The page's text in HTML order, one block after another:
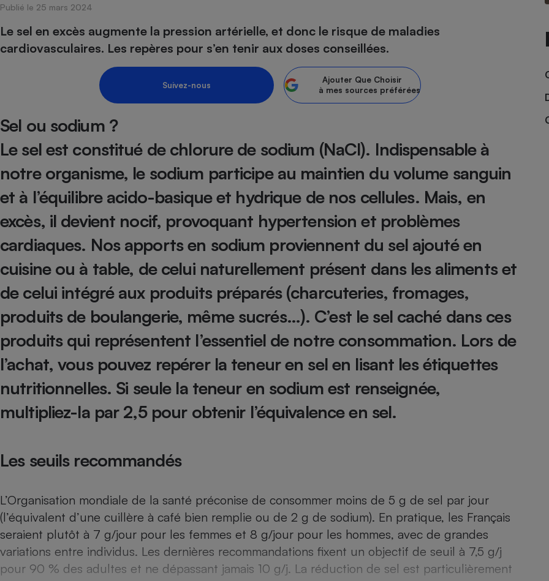
Publié le 25 mars 2024
Le sel en excès augmente la pression artérielle, et donc le risque de maladies
cardiovasculaires. Les repères pour s’en tenir aux doses conseillées.
Suivez-nous
Ajouter Que Choisir
à mes sources préférées
Sel ou sodium ?
Le sel est constitué de chlorure de sodium (NaCl). Indispensable à
notre organisme, le sodium participe au maintien du volume sanguin
et à l’équilibre acido-basique et hydrique de nos cellules. Mais, en
excès, il devient nocif, provoquant hypertension et problèmes
cardiaques. Nos apports en sodium proviennent du sel ajouté en
cuisine ou à table, de celui naturellement présent dans les aliments et
de celui intégré aux produits préparés (charcuteries, fromages,
produits de boulangerie, même sucrés…). C’est le sel caché dans ces
produits qui représentent l’essentiel de notre consom­mation. Lors de
l’achat, vous pouvez repérer la teneur en sel en lisant les étiquettes
nutritionnelles. Si seule la teneur en sodium est renseignée,
multipliez-la par 2,5 pour obtenir l’équivalence en sel.
Les seuils recommandés
L’Organisation mondiale de la santé préconise de consommer moins de 5 g de sel par jour
(l’équivalent d’une cuillère à café bien remplie ou de 2 g de sodium). En pratique, les Français
seraient plutôt à 7 g/jour pour les femmes et 8 g/jour pour les hommes, avec de grandes
variations entre individus. Les dernières recommandations fixent un objectif de seuil à 7,5 g/j
pour 90 % des adultes et ne dépassant jamais 10 g/j. La réduction de sel est particulièrement
Complément
Foie gras
Champagne - Comment choisir une
bouteille de champagne
Assurance emprunteur Assurance vie
Banque en ligne
Gros électroménager
Petit électroménager - Ustensile
Lave-vaisselle
Plaque de cuisson à
induction
Four encastrable
Téléphonie
Téléviseur Ordinateur portable
Téléphone mobile -
Appareil photo
Matelas Poêle à granulés
Radiateur électrique Électricité - Gaz
Ventilateur
Mutuelle Aide auditive
Antimoustique